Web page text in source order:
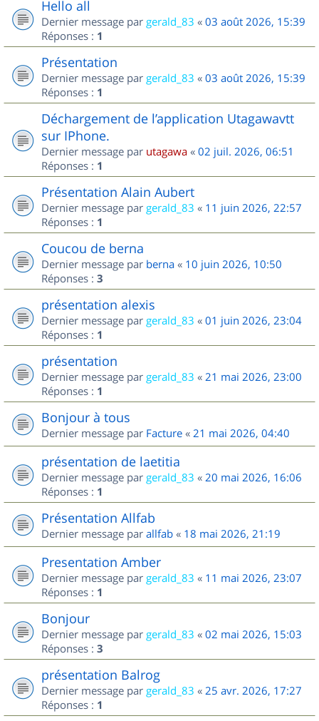
Hello all
Dernier message par gerald_83 « 03 août 2026, 15:39
Réponses : 1
Présentation
Dernier message par gerald_83 « 03 août 2026, 15:39
Réponses : 1
Déchargement de l’application Utagawavtt
sur IPhone.
Dernier message par utagawa « 02 juil. 2026, 06:51
Réponses : 1
Présentation Alain Aubert
Dernier message par gerald_83 « 11 juin 2026, 22:57
Réponses : 1
Coucou de berna
Dernier message par berna « 10 juin 2026, 10:50
Réponses : 3
présentation alexis
Dernier message par gerald_83 « 01 juin 2026, 23:04
Réponses : 1
présentation
Dernier message par gerald_83 « 21 mai 2026, 23:00
Réponses : 1
Bonjour à tous
Dernier message par Facture « 21 mai 2026, 04:40
présentation de laetitia
Dernier message par gerald_83 « 20 mai 2026, 16:06
Réponses : 1
Présentation Allfab
Dernier message par allfab « 18 mai 2026, 21:19
Presentation Amber
Dernier message par gerald_83 « 11 mai 2026, 23:07
Réponses : 1
Bonjour
Dernier message par gerald_83 « 02 mai 2026, 15:03
Réponses : 3
présentation Balrog
Dernier message par gerald_83 « 25 avr. 2026, 17:27
Réponses : 1